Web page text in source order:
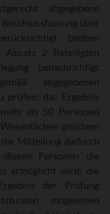
abgegebene
über
bleiben
Absatz 2 Beteiligten
benachrichtigt
abgegebenen
prüfen; das Ergebnis
als 50 Personen
gleichem
Mitteilung dadurch
Personen die
ermöglicht wird; die
der Prüfung
eingesehen